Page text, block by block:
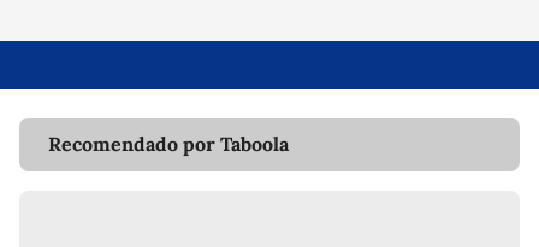
Recomendado por Taboola